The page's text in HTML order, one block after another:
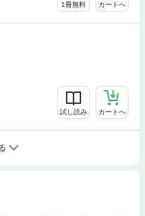
1冊無料 カートへ
試し読み カートへ